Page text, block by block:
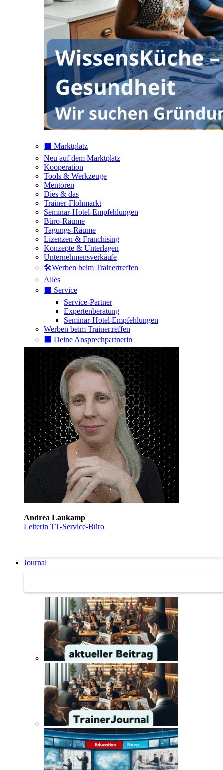
⬛️ Marktplatz
Neu auf dem Marktplatz
Kooperation
Tools & Werkzeuge
Mentoren
Dies & das
Trainer-Flohmarkt
Seminar-Hotel-Empfehlungen
Büro-Räume
Tagungs-Räume
Lizenzen & Franchising
Konzepte & Unterlagen
Unternehmensverkäufe
🛠️Werben beim Trainertreffen
Alles
⬛️ Service
Service-Partner
Expertenberatung
Seminar-Hotel-Empfehlungen
Werben beim Trainertreffen
⬛️ Deine Ansprechpartnerin
Andrea Laukamp
Leiterin TT-Service-Büro
Journal